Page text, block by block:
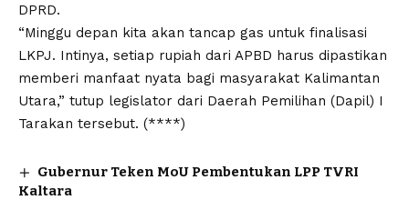
DPRD.
“Minggu depan kita akan tancap gas untuk finalisasi
LKPJ. Intinya, setiap rupiah dari APBD harus dipastikan
memberi manfaat nyata bagi masyarakat Kalimantan
Utara,” tutup legislator dari Daerah Pemilihan (Dapil) I
Tarakan tersebut. (****)
Gubernur Teken MoU Pembentukan LPP TVRI
Kaltara